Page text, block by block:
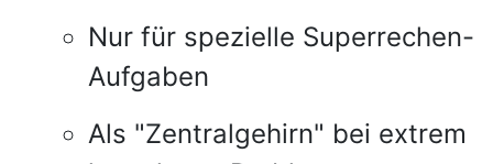
Nur für spezielle Superrechen-
Aufgaben
Als "Zentralgehirn" bei extrem